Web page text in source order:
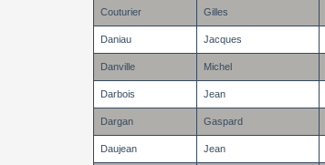
Couturier Gilles
Daniau Jacques
Danville Michel
Darbois Jean
Dargan Gaspard
Daujean Jean